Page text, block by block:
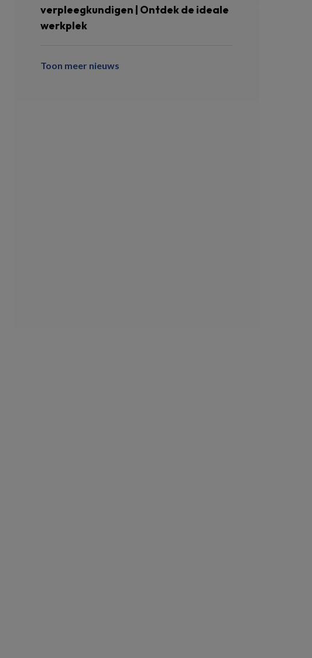
verpleegkundigen | Ontdek de ideale
werkplek
Toon meer nieuws